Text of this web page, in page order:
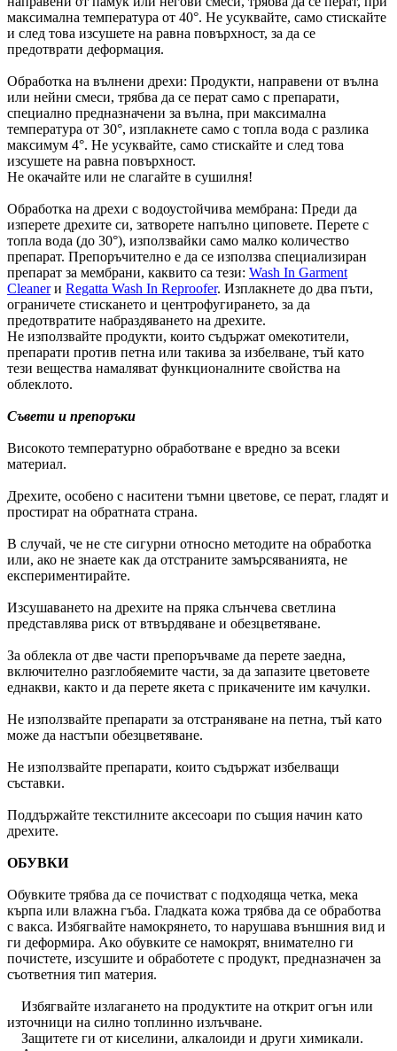
максимална температура от 40°. Не усуквайте, само стискайте
и след това изсушете на равна повърхност, за да се
предотврати деформация.
Обработка на вълнени дрехи: Продукти, направени от вълна
или нейни смеси, трябва да се перат само с препарати,
специално предназначени за вълна, при максимална
температура от 30°, изплакнете само с топла вода с разлика
максимум 4°. Не усуквайте, само стискайте и след това
изсушете на равна повърхност.
Не окачайте или не слагайте в сушилня!
Обработка на дрехи с водоустойчива мембрана: Преди да
изперете дрехите си, затворете напълно циповете. Перете с
топла вода (до 30°), използвайки само малко количество
препарат. Препоръчително е да се използва специализиран
препарат за мембрани, каквито са тези: Wash In Garment
Cleanerи Regatta Wash In Reproofer. Изплакнете до два пъти,
ограничете стискането и центрофугирането, за да
предотвратите набраздяването на дрехите.
Не използвайте продукти, които съдържат омекотители,
препарати против петна или такива за избелване, тъй като
тези вещества намаляват функционалните свойства на
облеклото.
Съвети и препоръки
Високото температурно обработване е вредно за всеки
материал.
Дрехите, особено с наситени тъмни цветове, се перат, гладят и
простират на обратната страна.
В случай, че не сте сигурни относно методите на обработка
или, ако не знаете как да отстраните замърсяванията, не
експериментирайте.
Изсушаването на дрехите на пряка слънчева светлина
представлява риск от втвърдяване и обезцветяване.
За облекла от две части препоръчваме да перете заедна,
включително разглобяемите части, за да запазите цветовете
еднакви, както и да перете якета с прикачените им качулки.
Не използвайте препарати за отстраняване на петна, тъй като
може да настъпи обезцветяване.
Не използвайте препарати, които съдържат избелващи
съставки.
Поддържайте текстилните аксесоари по същия начин като
дрехите.
ОБУВКИ
Обувките трябва да се почистват с подходяща четка, мека
кърпа или влажна гъба. Гладката кожа трябва да се обработва
с вакса. Избягвайте намокрянето, то нарушава външния вид и
ги деформира. Ако обувките се намокрят, внимателно ги
почистете, изсушите и обработете с продукт, предназначен за
съответния тип материя.
Избягвайте излагането на продуктите на открит огън или
източници на силно топлинно излъчване.
Защитете ги от киселини, алкалоиди и други химикали.